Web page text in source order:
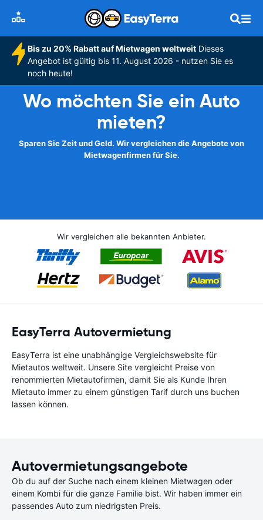
Bis zu 20% Rabatt auf Mietwagen weltweitDieses
Angebot ist gültig bis 11. August 2026 - nutzen Sie es
noch heute!
Wo möchten Sie ein Auto
mieten?
Sparen Sie Zeit und Geld. Wir vergleichen die Angebote von
Mietwagenfirmen für Sie.
Wir vergleichen alle bekannten Anbieter.
EasyTerra Autovermietung
EasyTerra ist eine unabhängige Vergleichswebsite für
Mietautos weltweit. Unsere Site vergleicht Preise von
renommierten Mietautofirmen, damit Sie als Kunde Ihren
Mietauto immer zu einem günstigen Tarif durch uns buchen
lassen können.
Autovermietungsangebote
Ob du auf der Suche nach einem kleinen Mietwagen oder
einem Kombi für die ganze Familie bist. Wir haben immer ein
passendes Auto zum niedrigsten Preis.